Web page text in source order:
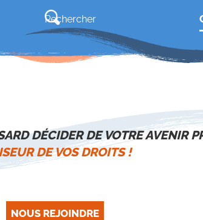
DÉCIDER DE VOTRE AVENIR
DE VOS DROITS !
NOUS REJOINDRE